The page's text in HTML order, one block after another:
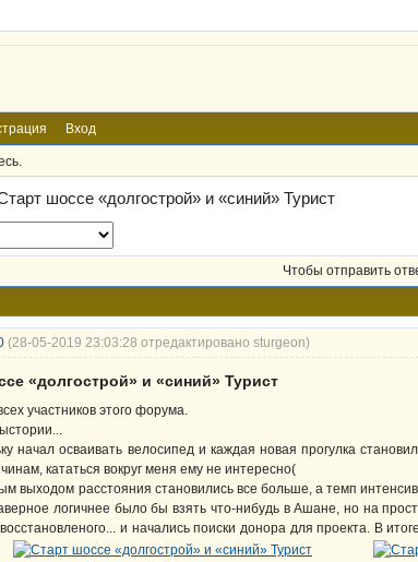
Вход
шоссе «долгострой» и «синий» Турист
Чтобы отправить
(28-05-2019 23:03:28 отредактировано sturgeon)
«долгострой» и «синий» Турист
участников этого форума.
начал осваивать велосипед и каждая новая прогулка
кататься вокруг меня ему не интересно(
выходом расстояния становились все больше, а темп
логичнее было бы взять что-нибудь в Ашане, но на
и начались поиски донора для проекта. В